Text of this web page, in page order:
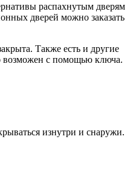
распахнутым дверям
дверей можно заказать
Также есть и другие
возможен с помощью ключа.
изнутри и снаружи.